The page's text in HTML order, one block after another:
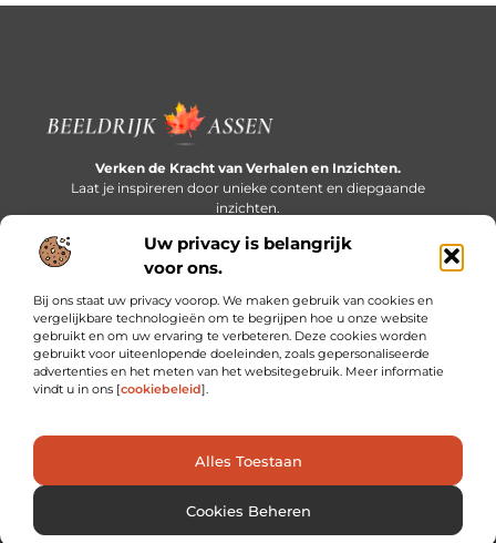
Uw privacy is belangrijk
voor ons.
Bij ons staat uw privacy voorop. We maken gebruik van cookies en
vergelijkbare technologieën om te begrijpen hoe u onze website
gebruikt en om uw ervaring te verbeteren. Deze cookies worden
gebruikt voor uiteenlopende doeleinden, zoals gepersonaliseerde
advertenties en het meten van het websitegebruik. Meer informatie
vindt u in ons [cookiebeleid].
Alles Toestaan
Cookies Beheren
Verken de Kracht van Verhalen en Inzichten.
Laat je inspireren door unieke content en diepgaande
inzichten.
Bericht categorie
Onze informatie
@2025 www.beeldrijkassen.nl. All Right Reserved.